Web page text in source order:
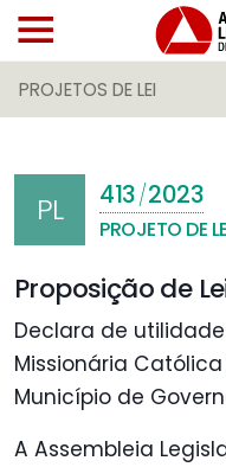
PROJETOS DE LEI
PL 413/2023
PROJETO DE
Proposição de
Declara de
Missionária
Município de
A Assembleia